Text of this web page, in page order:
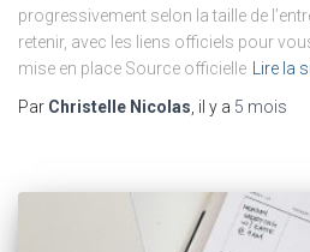
progressivement selon la taille de
retenir, avec les liens officiels pour
mise en place Source officielle
Lire la
Par Christelle Nicolas , il y a 5 mois